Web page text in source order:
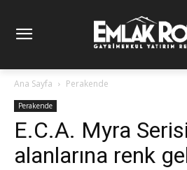
Ana Sayfa Perakende
Perakende
E.C.A. Myra
alanlarına renk